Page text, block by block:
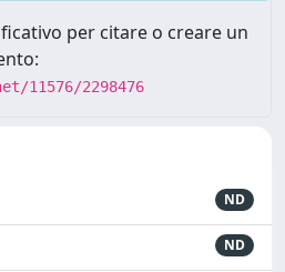
per citare o creare un
11576/2298476
ND
ND